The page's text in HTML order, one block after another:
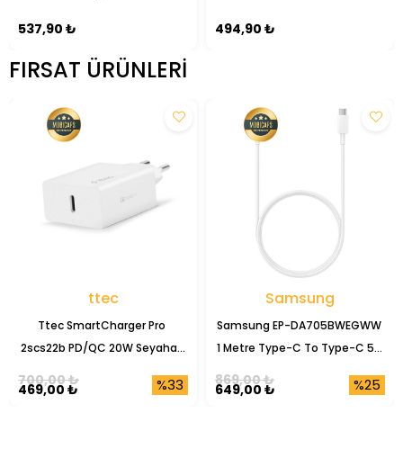
537,90 ₺
Kamera Lens Koruyucu
494,90 ₺
FIRSAT ÜRÜNLERI
ttec
Ttec SmartCharger Pro
2scs22b PD/QC 20W Seyahat
%33
469,00 ₺
700,00 ₺
Samsung
Samsung EP-DA705BWEGWW
1 Metre Type-C To Type-C 5A
%25
649,00 ₺
869,00 ₺